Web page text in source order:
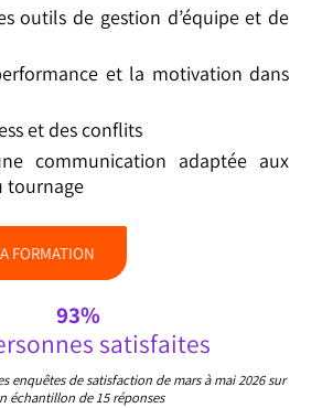
outils de gestion d’équipe et de
et la motivation dans
et des conflits
communication adaptée aux
tournage
FORMATION
93%
satisfaites
enquêtes de satisfaction de mars à mai 2026 sur
échantillon de 15 réponses